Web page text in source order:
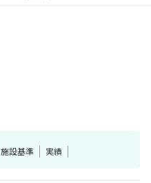
施設基準 実績